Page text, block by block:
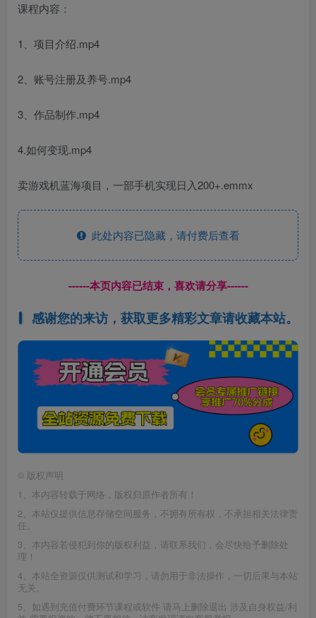
课程内容：
1、项目介绍.mp4
2、账号注册及养号.mp4
3、作品制作.mp4
4.如何变现.mp4
卖游戏机蓝海项目，一部手机实现日入200+.emmx
此处内容已隐藏，请付费后查看
------本页内容已结束，喜欢请分享------
感谢您的来访，获取更多精彩文章请收藏本站。
© 版权声明
1、本内容转载于网络，版权归原作者所有！
2、本站仅提供信息存储空间服务，不拥有所有权，不承担相关法律责
任。
3、本内容若侵犯到你的版权利益，请联系我们，会尽快给予删除处
理！
4、本站全资源仅供测试和学习，请勿用于非法操作，一切后果与本站
无关。
5、如遇到充值付费环节课程或软件 请马上删除退出 涉及自身权益/利